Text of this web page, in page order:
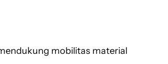
mobilitas material